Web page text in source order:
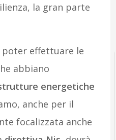
la gran parte
poter effettuare le
abbiano
energetiche
anche per il
focalizzata anche